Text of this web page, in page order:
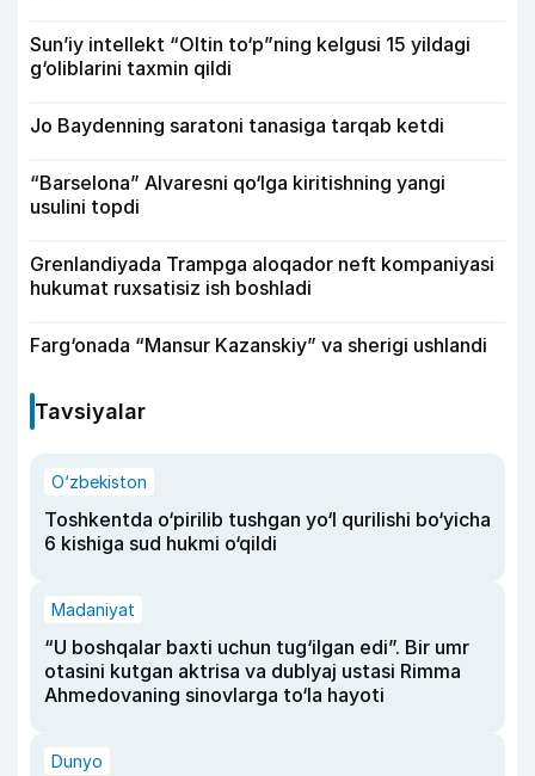
Sun’iy intellekt “Oltin to‘p”ning kelgusi 15 yildagi
g‘oliblarini taxmin qildi
Jo Baydenning saratoni tanasiga tarqab ketdi
“Barselona” Alvaresni qo‘lga kiritishning yangi
usulini topdi
Grenlandiyada Trampga aloqador neft kompaniyasi
hukumat ruxsatisiz ish boshladi
Farg‘onada “Mansur Kazanskiy” va sherigi ushlandi
Tavsiyalar
O‘zbekiston
Toshkentda o‘pirilib tushgan yo‘l qurilishi bo‘yicha
6 kishiga sud hukmi o‘qildi
Madaniyat
“U boshqalar baxti uchun tug‘ilgan edi”. Bir umr
otasini kutgan aktrisa va dublyaj ustasi Rimma
Ahmedovaning sinovlarga to‘la hayoti
Dunyo